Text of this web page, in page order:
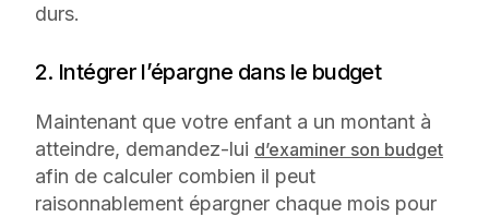
durs.
2. Intégrer l’épargne dans le budget
Maintenant que votre enfant a un montant à
atteindre, demandez-lui d’examiner son budget
afin de calculer combien il peut
raisonnablement épargner chaque mois pour